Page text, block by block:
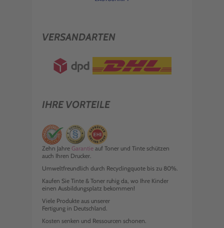
VERSANDARTEN
IHRE VORTEILE
Zehn Jahre Garantie auf Toner und Tinte schützen
auch Ihren Drucker.
Umweltfreundlich durch Recyclingquote bis zu 80%.
Kaufen Sie Tinte & Toner ruhig da, wo Ihre Kinder
einen Ausbildungsplatz bekommen!
Viele Produkte aus unserer
Fertigung in Deutschland.
Kosten senken und Ressourcen schonen.